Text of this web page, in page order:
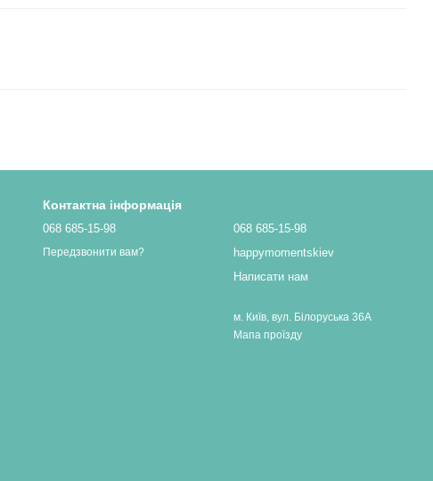
Контактна інформація
068 685-15-98
Передзвонити вам?
068 685-15-98
happymomentskiev
Написати нам
м. Київ, вул. Білоруська 36А
Мапа проїзду